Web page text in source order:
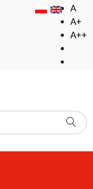
A
A+
A++